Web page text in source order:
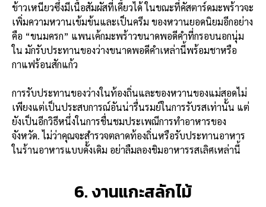
ข้าวเหนียวซึ่งมีเนื้อสัมผัสที่เคี้ยวได้ ในขณะที่คัสตาร์ดมะพร้าวจะ
เพิ่มความหวานเข้มข้นและเป็นครีม ของหวานยอดนิยมอีกอย่าง
คือ “ขนมครก” แพนเค้กมะพร้าวขนาดพอดีคำที่กรอบนอกนุ่ม
ใน มักรับประทานของว่างขนาดพอดีคำเหล่านี้พร้อมชาหรือ
กาแฟร้อนสักแก้ว
การรับประทานของว่างในท้องถิ่นและของหวานของแม่สอดไม่
เพียงแต่เป็นประสบการณ์อันน่ารื่นรมย์ในการรับรสเท่านั้น แต่
ยังเป็นอีกวิธีหนึ่งในการชื่นชมประเพณีการทำอาหารของ
จังหวัด. ไม่ว่าคุณจะสำรวจตลาดท้องถิ่นหรือรับประทานอาหาร
ในร้านอาหารแบบดั้งเดิม อย่าลืมลองชิมอาหารรสเลิศเหล่านี้
6. งานแกะสลักไม้